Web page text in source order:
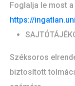
Foglalja le most
https://
Széksoros
biztosított